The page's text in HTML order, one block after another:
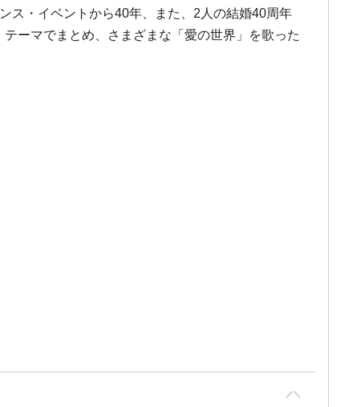
ス・イベントから40年、また、2人の結婚40周年
ーマでまとめ、さまざまな「愛の世界」を歌った